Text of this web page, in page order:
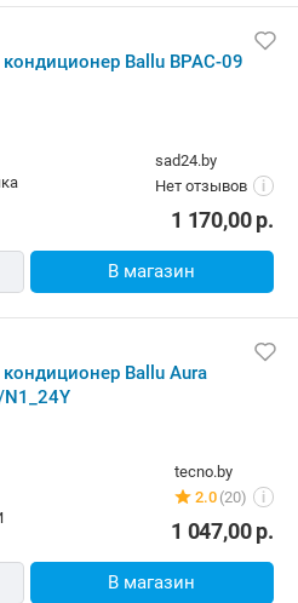
Ballu BPAC-09
sad24.by
Нет отзывов
i
1 170,00р.
В магазин
Ballu Aura
N1_24Y
tecno.by
2.0 (20) i
1 047,00р.
В магазин